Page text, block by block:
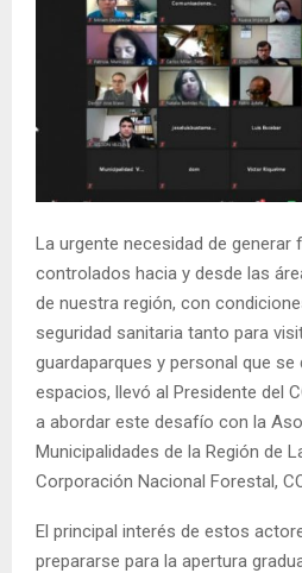
M
E
N
U
La urgente necesidad de generar
controlados hacia y desde las
de nuestra región, con
seguridad sanitaria tanto para
guardaparques y personal que
espacios, llevó al Presidente del
a abordar este desafío con la
Municipalidades de la Región de
Corporación Nacional Forestal,
El principal interés de estos
prepararse para la apertura